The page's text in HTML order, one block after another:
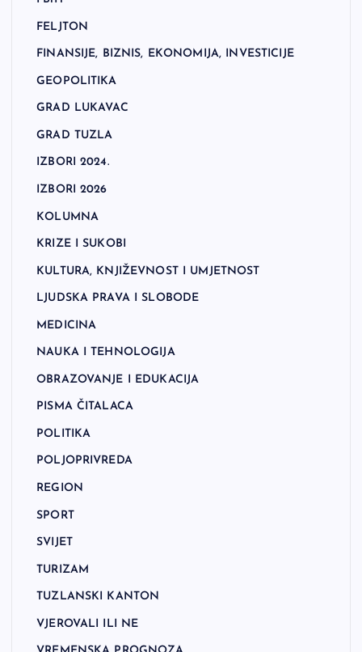
FELJTON
FINANSIJE, BIZNIS, EKONOMIJA, INVESTICIJE
GEOPOLITIKA
GRAD LUKAVAC
GRAD TUZLA
IZBORI 2024.
IZBORI 2026
KOLUMNA
KRIZE I SUKOBI
KULTURA, KNJIŽEVNOST I UMJETNOST
LJUDSKA PRAVA I SLOBODE
MEDICINA
NAUKA I TEHNOLOGIJA
OBRAZOVANJE I EDUKACIJA
PISMA ČITALACA
POLITIKA
POLJOPRIVREDA
REGION
SPORT
SVIJET
TURIZAM
TUZLANSKI KANTON
VJEROVALI ILI NE